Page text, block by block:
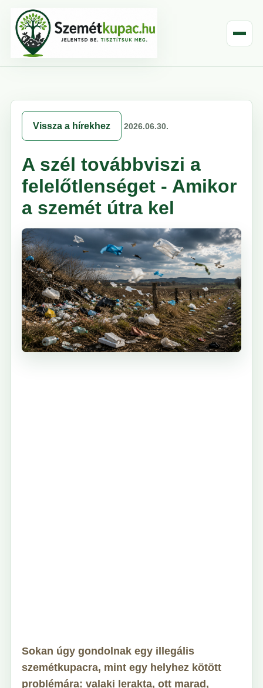
Vissza a hírekhez 2026.06.30.
A szél továbbviszi a
felelőtlenséget - Amikor
a szemét útra kel
Sokan úgy gondolnak egy illegális
szemétkupacra, mint egy helyhez kötött
problémára: valaki lerakta, ott marad,